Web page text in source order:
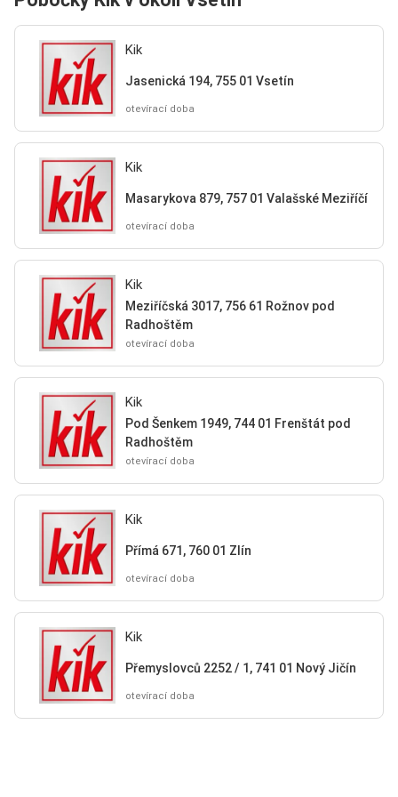
Kik
Jasenická 194, 755 01 Vsetín
otevírací doba
Kik
Masarykova 879, 757 01 Valašské Meziříčí
otevírací doba
Kik
Meziříčská 3017, 756 61 Rožnov pod
Radhoštěm
otevírací doba
Kik
Pod Šenkem 1949, 744 01 Frenštát pod
Radhoštěm
otevírací doba
Kik
Přímá 671, 760 01 Zlín
otevírací doba
Kik
Přemyslovců 2252 / 1, 741 01 Nový Jičín
otevírací doba